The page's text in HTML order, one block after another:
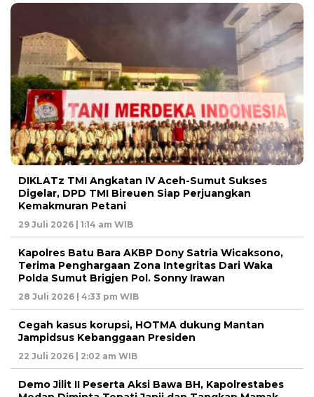
DIKLATz TMI Angkatan IV Aceh-Sumut Sukses
Digelar, DPD TMI Bireuen Siap Perjuangkan
Kemakmuran Petani
29 Juli 2026 | 1:14 am WIB
Kapolres Batu Bara AKBP Dony Satria Wicaksono,
Terima Penghargaan Zona Integritas Dari Waka
Polda Sumut Brigjen Pol. Sonny Irawan
28 Juli 2026 | 4:33 pm WIB
Cegah kasus korupsi, HOTMA dukung Mantan
Jampidsus Kebanggaan Presiden
22 Juli 2026 | 2:02 am WIB
Demo Jilit II Peserta Aksi Bawa BH, Kapolrestabes